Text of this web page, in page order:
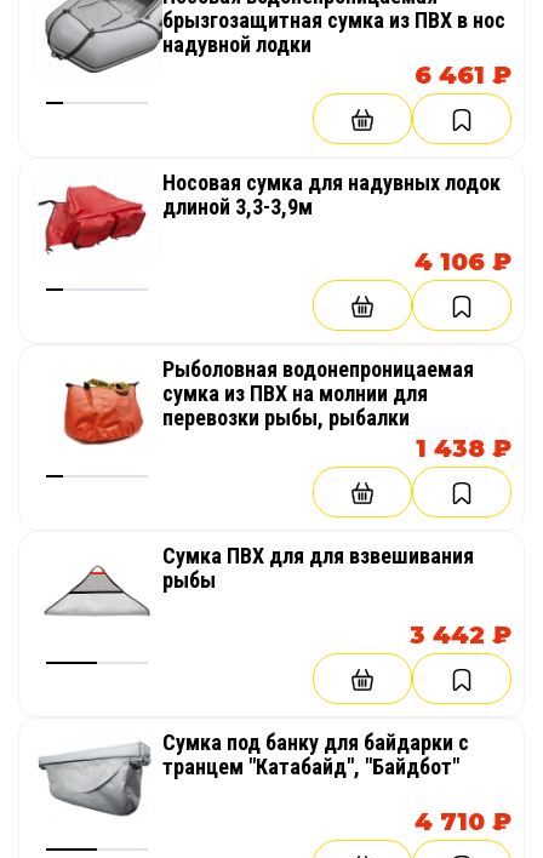
брызгозащитная сумка из ПВХ в нос
надувной лодки
6 461 ₽
Носовая сумка для надувных лодок
длиной 3,3-3,9м
4 106 ₽
Рыболовная водонепроницаемая
сумка из ПВХ на молнии для
перевозки рыбы, рыбалки
1 438 ₽
Сумка ПВХ для для взвешивания
рыбы
3 442 ₽
Сумка под банку для байдарки с
транцем "Катабайд", "Байдбот"
4 710 ₽